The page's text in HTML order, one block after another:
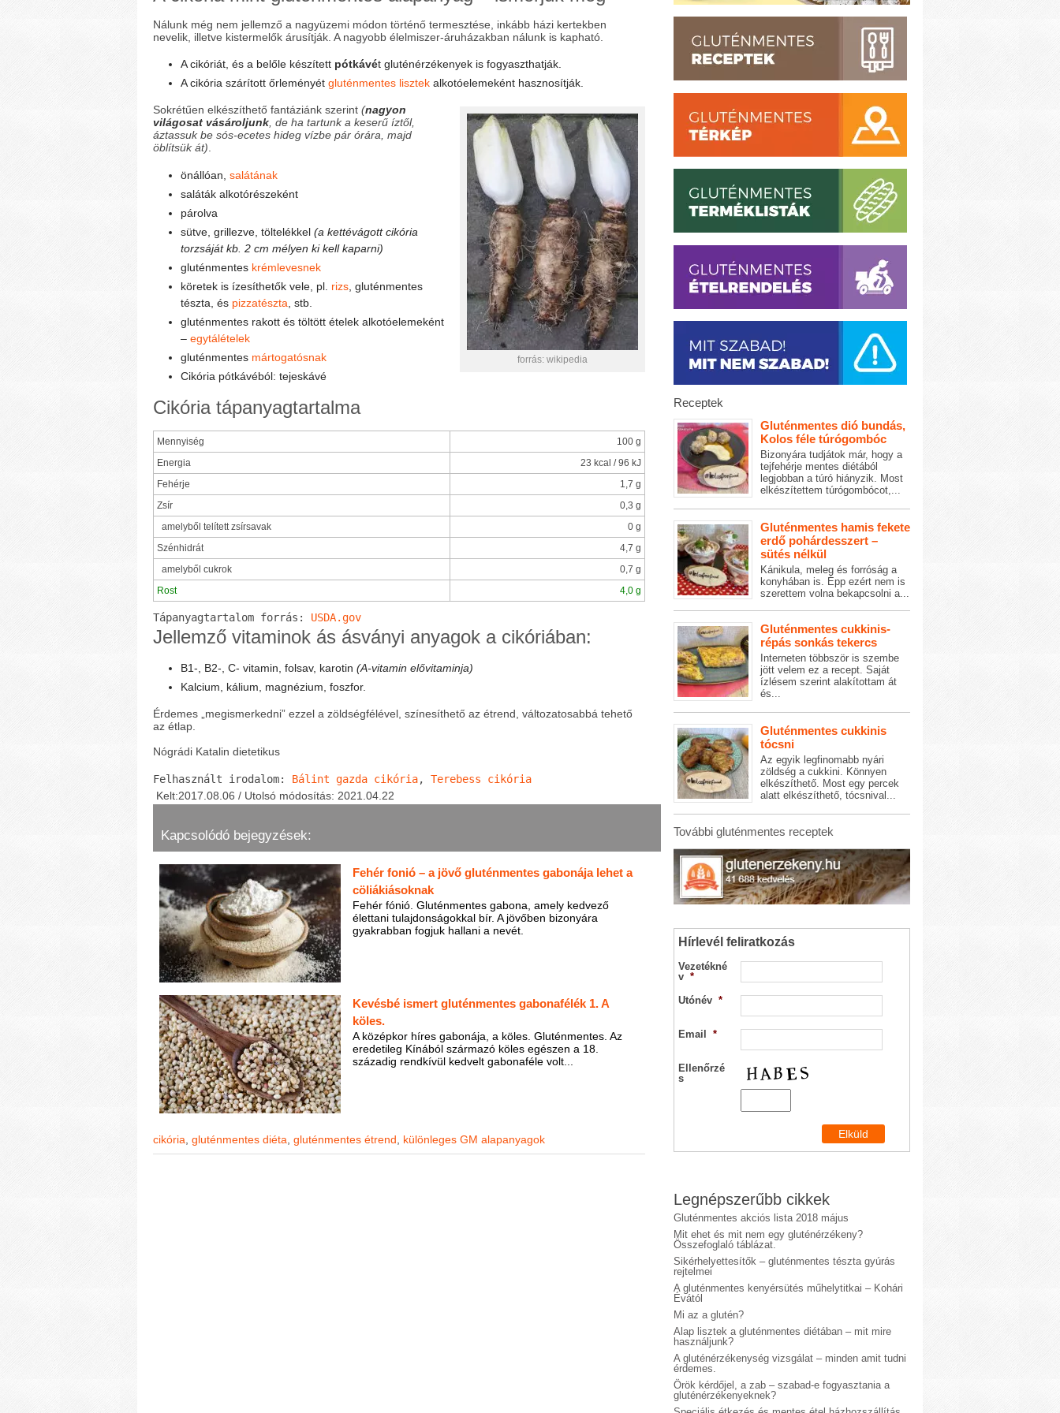
Nálunk még nem jellemző a nagyüzemi módon történő termesztése, inkább házi kertekben
nevelik, illetve kistermelők árusítják. A nagyobb élelmiszer-áruházakban nálunk is kapható.
A cikóriát, és a belőle készített pótkávét gluténérzékenyek is fogyaszthatják.
A cikória szárított őrleményét gluténmentes lisztek alkotóelemeként hasznosítják.
forrás: wikipedia
Sokrétűen elkészíthető fantáziánk szerint (nagyon
világosat vásároljunk, de ha tartunk a keserű íztől,
áztassuk be sós-ecetes hideg vízbe pár órára, majd
öblítsük át).
önállóan, salátának
saláták alkotórészeként
párolva
sütve, grillezve, töltelékkel (a kettévágott cikória
torzsáját kb. 2 cm mélyen ki kell kaparni)
gluténmentes krémlevesnek
köretek is ízesíthetők vele, pl. rizs , gluténmentes
tészta, és pizzatészta , stb.
gluténmentes rakott és töltött ételek alkotóelemeként
– egytálételek
gluténmentes mártogatósnak
Cikória pótkávéból: tejeskávé
Cikória tápanyagtartalma
Mennyiség
100 g
Energia
23 kcal / 96 kJ
Fehérje
1,7 g
Zsír
0,3 g
amelyből telített zsírsavak
0 g
Szénhidrát
4,7 g
amelyből cukrok
0,7 g
Rost
4,0 g
Tápanyagtartalom forrás:
Jellemző vitaminok ás ásványi anyagok a cikóriában:
B1-, B2-, C- vitamin, folsav, karotin (A-vitamin elővitaminja)
Kalcium, kálium, magnézium, foszfor.
Érdemes „megismerkedni” ezzel a zöldségfélével, színesíthető az étrend, változatosabbá tehető
az étlap.
Nógrádi Katalin dietetikus
Felhasznált irodalom: Bálint gazda cikória, Terebess cikória
Kelt:2017.08.06 / Utolsó módosítás: 2021.04.22
Kapcsolódó bejegyzések:
Fehér fonió – a jövő gluténmentes gabonája lehet a
cöliákiásoknak
Fehér fónió. Gluténmentes gabona, amely kedvező
élettani tulajdonságokkal bír. A jövőben bizonyára
gyakrabban fogjuk hallani a nevét.
Kevésbé ismert gluténmentes gabonafélék 1. A
köles.
A középkor híres gabonája, a köles. Gluténmentes. Az
eredetileg Kínából származó köles egészen a 18.
századig rendkívül kedvelt gabonaféle volt...
cikória gluténmentes diéta gluténmentes étrend különleges GM alapanyagok
Receptek
Gluténmentes dió bundás,
Kolos féle túrógombóc
Bizonyára tudjátok már, hogy a
tejfehérje mentes diétából
legjobban a túró hiányzik. Most
elkészítettem túrógombócot,...
Gluténmentes hamis fekete
erdő pohárdesszert –
sütés nélkül
Kánikula, meleg és forróság a
konyhában is. Épp ezért nem is
szerettem volna bekapcsolni a...
Gluténmentes cukkinis-
répás sonkás tekercs
Interneten többször is szembe
jött velem ez a recept. Saját
ízlésem szerint alakítottam át
és...
Gluténmentes cukkinis
tócsni
Az egyik legfinomabb nyári
zöldség a cukkini. Könnyen
elkészíthető. Most egy percek
alatt elkészíthető, tócsnival...
További gluténmentes receptek
Hírlevél feliratkozás
Vezetékné
v *
Utónév *
Email *
Ellenőrzé
s
Legnépszerűbb cikkek
Gluténmentes akciós lista 2018 május
Mit ehet és mit nem egy gluténérzékeny?
Összefoglaló táblázat.
Sikérhelyettesítők – gluténmentes tészta gyúrás
rejtelmei
A gluténmentes kenyérsütés műhelytitkai – Kohári
Évától
Mi az a glutén?
Alap lisztek a gluténmentes diétában – mit mire
használjunk?
A gluténérzékenység vizsgálat – minden amit tudni
érdemes.
Örök kérdőjel, a zab – szabad-e fogyasztania a
gluténérzékenyeknek?